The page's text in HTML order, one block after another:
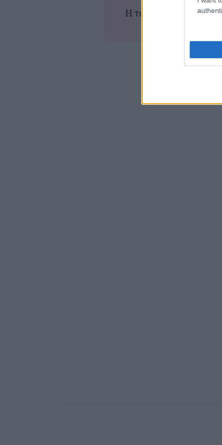
Η ταινία δεν